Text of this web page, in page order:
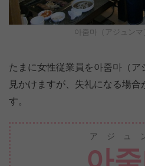
아줌마（アジュンマ
たまに女性従業員を아줌마（ア
見かけますが、失礼になる場
す。
アジュ